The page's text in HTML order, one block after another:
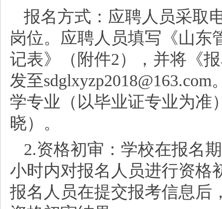
报名方式：应聘人员采取
岗位。应聘人员填写《山东
记表》（附件2），并将《
发至
学专业（以毕业证专业为准
晓）。
2.资格初审：学校在报名
小时内对报名人员进行资格
报名人员在提交报考信息后